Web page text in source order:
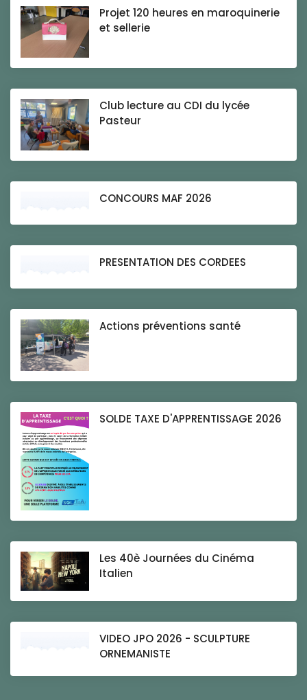
Projet 120 heures en maroquinerie
et sellerie
Club lecture au CDI du lycée
Pasteur
CONCOURS MAF 2026
PRESENTATION DES CORDEES
Actions préventions santé
SOLDE TAXE D'APPRENTISSAGE 2026
Les 40è Journées du Cinéma
Italien
VIDEO JPO 2026 - SCULPTURE
ORNEMANISTE